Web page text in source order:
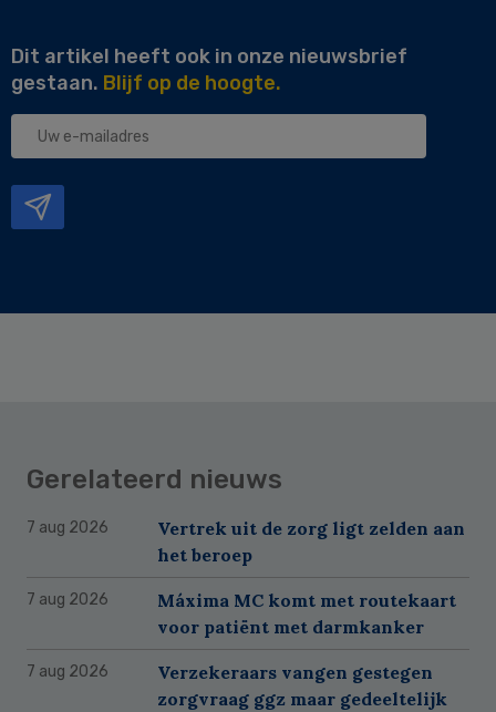
Dit artikel heeft ook in onze nieuwsbrief
gestaan. Blijf op de hoogte.
Uw
Gerelateerd nieuws
7 aug 2026
Vertrek uit de zorg ligt zelden aan
het beroep
7 aug 2026
Máxima MC komt met routekaart
voor patiënt met darmkanker
7 aug 2026
Verzekeraars vangen gestegen
zorgvraag ggz maar gedeeltelijk